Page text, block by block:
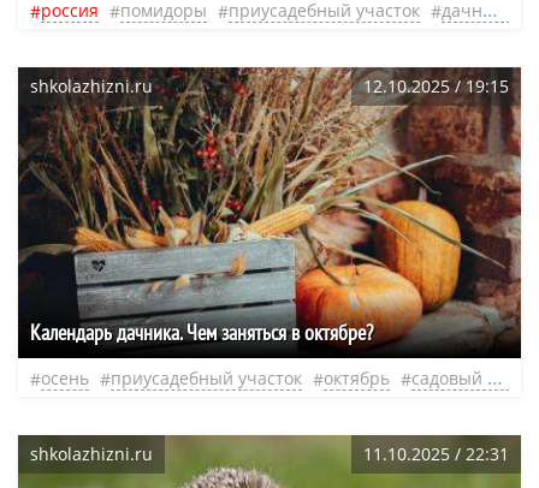
россия помидоры приусадебный участок дачный участок
shkolazhizni.ru 12.10.2025 / 19:15
Календарь дачника. Чем заняться в октябре?
осень приусадебный участок октябрь садовый участок
shkolazhizni.ru 11.10.2025 / 22:31